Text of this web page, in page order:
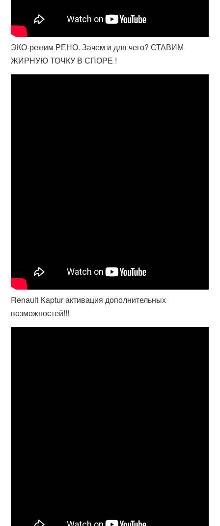
ЭКО-режим РЕНО. Зачем и для чего? СТАВИМ
ЖИРНУЮ ТОЧКУ В СПОРЕ !
Renault Kaptur активация дополнительных
возможностей!!!